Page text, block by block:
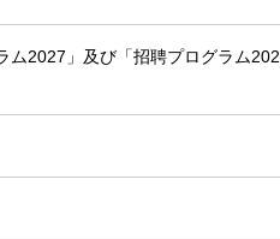
2027」及び「招聘プログラム